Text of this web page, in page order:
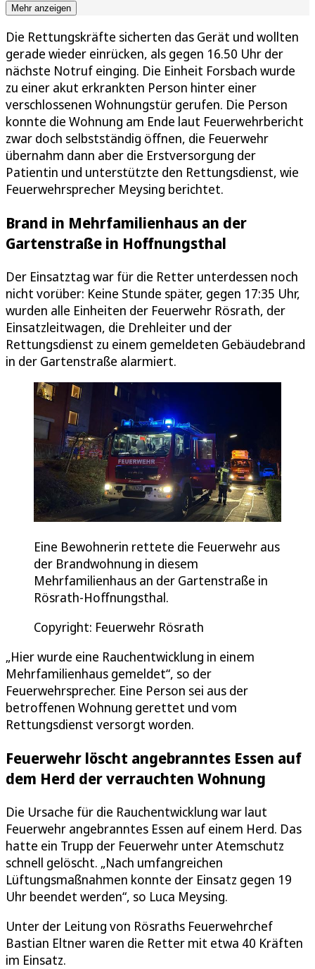
Mehr anzeigen
Die Rettungskräfte sicherten das Gerät und wollten
gerade wieder einrücken, als gegen 16.50 Uhr der
nächste Notruf einging. Die Einheit Forsbach wurde
zu einer akut erkrankten Person hinter einer
verschlossenen Wohnungstür gerufen. Die Person
konnte die Wohnung am Ende laut Feuerwehrbericht
zwar doch selbstständig öffnen, die Feuerwehr
übernahm dann aber die Erstversorgung der
Patientin und unterstützte den Rettungsdienst, wie
Feuerwehrsprecher Meysing berichtet.
Brand in Mehrfamilienhaus an der
Gartenstraße in Hoffnungsthal
Der Einsatztag war für die Retter unterdessen noch
nicht vorüber: Keine Stunde später, gegen 17:35 Uhr,
wurden alle Einheiten der Feuerwehr Rösrath, der
Einsatzleitwagen, die Drehleiter und der
Rettungsdienst zu einem gemeldeten Gebäudebrand
in der Gartenstraße alarmiert.
Eine Bewohnerin rettete die Feuerwehr aus
der Brandwohnung in diesem
Mehrfamilienhaus an der Gartenstraße in
Rösrath-Hoffnungsthal.
Copyright: Feuerwehr Rösrath
„Hier wurde eine Rauchentwicklung in einem
Mehrfamilienhaus gemeldet“, so der
Feuerwehrsprecher. Eine Person sei aus der
betroffenen Wohnung gerettet und vom
Rettungsdienst versorgt worden.
Feuerwehr löscht angebranntes Essen auf
dem Herd der verrauchten Wohnung
Die Ursache für die Rauchentwicklung war laut
Feuerwehr angebranntes Essen auf einem Herd. Das
hatte ein Trupp der Feuerwehr unter Atemschutz
schnell gelöscht. „Nach umfangreichen
Lüftungsmaßnahmen konnte der Einsatz gegen 19
Uhr beendet werden“, so Luca Meysing.
Unter der Leitung von Rösraths Feuerwehrchef
Bastian Eltner waren die Retter mit etwa 40 Kräften
im Einsatz.